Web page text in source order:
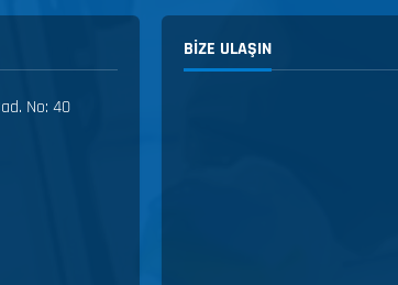
No: 40
BIZE ULAŞIN